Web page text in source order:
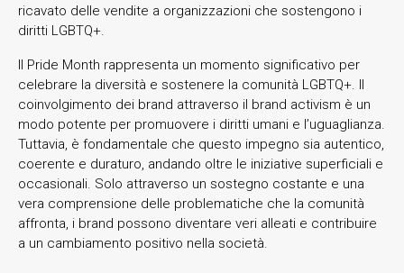
ricavato delle vendite a organizzazioni che sostengono i
diritti LGBTQ+.
Il Pride Month rappresenta un momento significativo per
celebrare la diversità e sostenere la comunità LGBTQ+. Il
coinvolgimento dei brand attraverso il brand activism è un
modo potente per promuovere i diritti umani e l’uguaglianza.
Tuttavia, è fondamentale che questo impegno sia autentico,
coerente e duraturo, andando oltre le iniziative superficiali e
occasionali. Solo attraverso un sostegno costante e una
vera comprensione delle problematiche che la comunità
affronta, i brand possono diventare veri alleati e contribuire
a un cambiamento positivo nella società.